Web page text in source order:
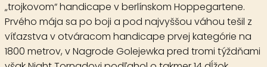
„trojkovom“ handicape v berlínskom Hoppegartene.
Prvého mája sa po boji a pod najvyššou váhou tešil z
víťazstva v otváracom handicape prvej kategórie na
1800 metrov, v Nagrode Golejewka pred tromi týždňami